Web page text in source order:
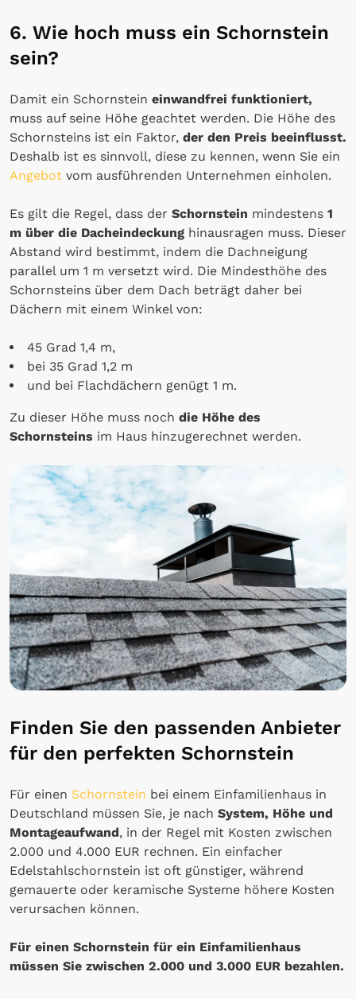
6. Wie hoch muss ein Schornstein
sein?
Damit ein Schornstein einwandfrei funktioniert,
muss auf seine Höhe geachtet werden. Die Höhe des
Schornsteins ist ein Faktor, der den Preis beeinflusst.
Deshalb ist es sinnvoll, diese zu kennen, wenn Sie ein
Angebot vom ausführenden Unternehmen einholen.
Es gilt die Regel, dass der Schornstein mindestens 1
m über die Dacheindeckung hinausragen muss. Dieser
Abstand wird bestimmt, indem die Dachneigung
parallel um 1 m versetzt wird. Die Mindesthöhe des
Schornsteins über dem Dach beträgt daher bei
Dächern mit einem Winkel von:
45 Grad 1,4 m,
bei 35 Grad 1,2 m
und bei Flachdächern genügt 1 m.
Zu dieser Höhe muss noch die Höhe des
Schornsteins im Haus hinzugerechnet werden.
Finden Sie den passenden Anbieter
für den perfekten Schornstein
Für einen Schornstein bei einem Einfamilienhaus in
Deutschland müssen Sie, je nach System, Höhe und
Montageaufwand, in der Regel mit Kosten zwischen
2.000 und 4.000 EUR rechnen. Ein einfacher
Edelstahlschornstein ist oft günstiger, während
gemauerte oder keramische Systeme höhere Kosten
verursachen können.
Für einen Schornstein für ein Einfamilienhaus
müssen Sie zwischen 2.000 und 3.000 EUR bezahlen.